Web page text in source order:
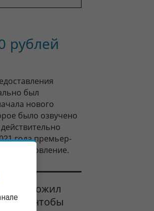
рублей
был
нового
было озвучено
года премьер-
Постановление.
доложил
тому, чтобы